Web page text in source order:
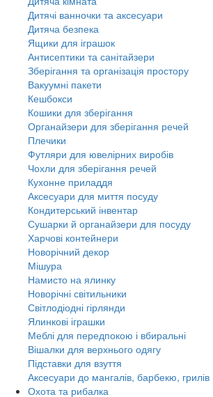
Дитячі ванночки та аксесуари
Дитяча безпека
Ящики для іграшок
Антисептики та санітайзери
Зберігання та організація простору
Вакуумні пакети
Кешбокси
Кошики для зберігання
Органайзери для зберігання речей
Плечики
Футляри для ювелірних виробів
Чохли для зберігання речей
Кухонне приладдя
Аксесуари для миття посуду
Кондитерський інвентар
Сушарки й органайзери для посуду
Харчові контейнери
Новорічний декор
Мішура
Намисто на ялинку
Новорічні світильники
Світлодіодні гірлянди
Ялинкові іграшки
Меблі для передпокою і вбиральні
Вішалки для верхнього одягу
Підставки для взуття
Аксесуари до мангалів, барбекю, грилів
Охота та рибалка